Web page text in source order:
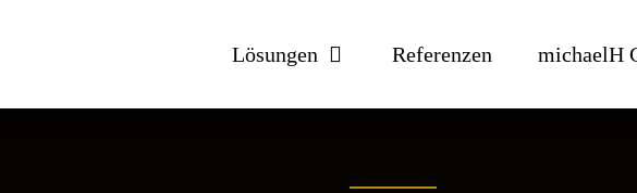
Lösungen Referenzen michaelH